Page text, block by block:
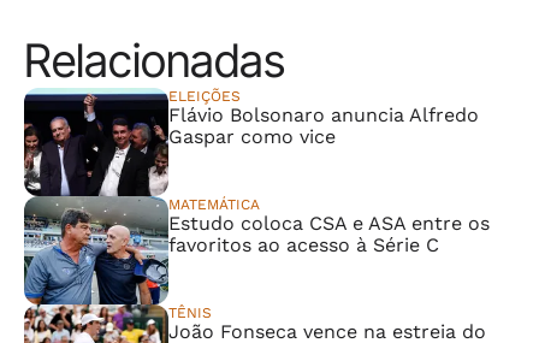
Relacionadas
ELEIÇÕES
Flávio Bolsonaro anuncia Alfredo
Gaspar como vice
MATEMÁTICA
Estudo coloca CSA e ASA entre os
favoritos ao acesso à Série C
TÊNIS
João Fonseca vence na estreia do